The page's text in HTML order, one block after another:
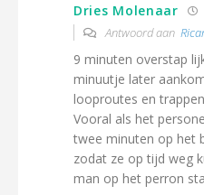
Dries Molenaar
Antwoord aan
9 minuten overstap
minuutje later
looproutes en
Vooral als het
twee minuten op het
zodat ze op tijd weg
man op het perron